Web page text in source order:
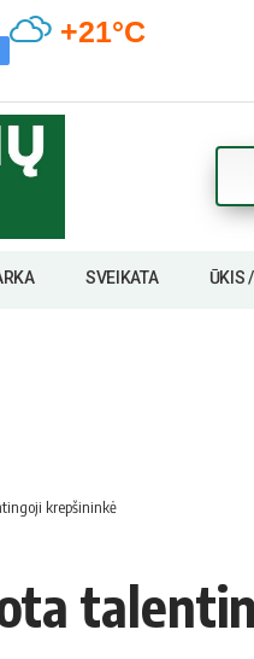
+21°C
SVEIKATA ŪKIS
krep­ši­nin­kė